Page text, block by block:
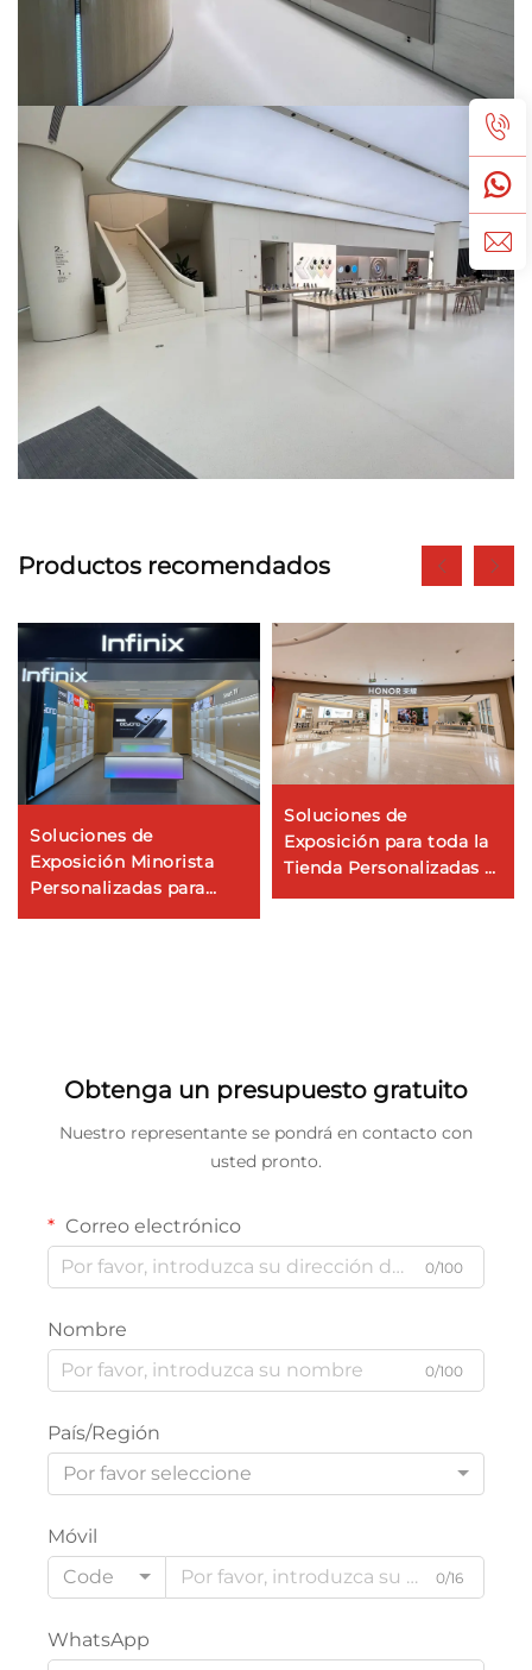
Productos recomendados
Soluciones de
Exposición Minorista
Personalizadas para
Tiendas Infinix
Soluciones de
Exposición para toda la
Tienda Personalizadas –
HONOR
Obtenga un presupuesto gratuito
Nuestro representante se pondrá en contacto con
usted pronto.
Correo electrónico
0/100
Nombre
0/100
País/Región
Por favor seleccione
Móvil
Code
0/16
WhatsApp